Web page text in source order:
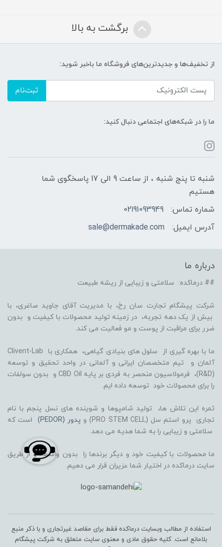
برگشت به بالا
از تخفیف‌ها و جدیدترین‌های فروشگاه ما باخبر شوید:
ثبت‌نام
ما را در شبکه‌های اجتماعی دنبال کنید:
شنبه تا پنج شنبه ، از ساعت 9 الی 17 پاسخگوی شما
هستیم
شماره تماس:
02191093949
آدرس ایمیل:
sale@dermakade.com
درباره ما
## درماکده: سلامتی و زیبایی از ریشه طبیعت
شرکت پیشگام تجارت سان رخ، با مدیریت آقای جاوید صاغری، با
بیش از یک دهه تجربه، در زمینه تولید محصولات با کیفیت و بدون
ضرر برای مراقبت از پوست و مو فعالیت می کند.
ما با بهره گیری از سلول های بنیادی گیاهی، همکاری با Clivent-Lab
آلمان و تیم متخصصان ایرانی و آلمانی در واحد تحقیق و توسعه
(R&D)، فرمولاسیون منحصر به فردی بر پایه CBD Oil و بدون سولفات
را برای محصولات خود توسعه داده ایم.
ثمره این تلاش ها، تولید شامپوها و شوینده های نسل پنجم با نام
تجاری پرو استم سل (PRO STEM CELL) و
پدور (PEDOR)
است که
سلامتی و زیبایی را به شما هدیه می دهد.
ما محصولات با کیفیت خود و دیگر برندها را بدون واسطه و از طریق
سایت درماکده در اختیار شما عزیران قرار می دهیم.
استفاده از مطالب وبسایت درماکده فقط برای مقاصد غیرتجاری و با ذکر منبع
بلامانع است. کلیه حقوق مادی و معنوی سایت متعلق به شرکت پیشگام